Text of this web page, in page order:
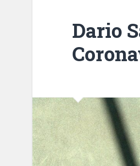
Dario